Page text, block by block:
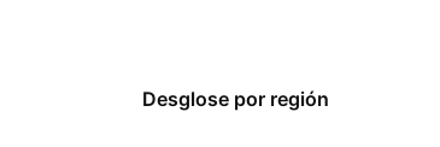
Desglose por región